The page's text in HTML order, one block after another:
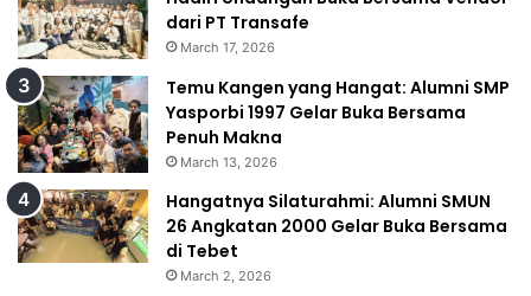
dari PT Transafe
March 17, 2026
Temu Kangen yang Hangat: Alumni SMP
Yasporbi 1997 Gelar Buka Bersama
Penuh Makna
March 13, 2026
Hangatnya Silaturahmi: Alumni SMUN
26 Angkatan 2000 Gelar Buka Bersama
di Tebet
March 2, 2026